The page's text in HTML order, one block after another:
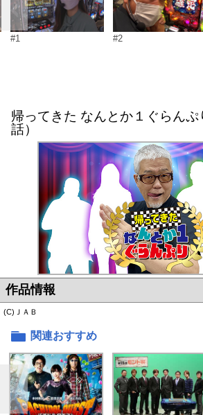
#1 #2
帰ってきた なんとか１ぐらん
話）
作品情報
(C)ＪＡＢ
関連おすすめ